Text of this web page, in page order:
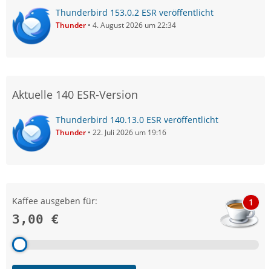
Thunderbird 153.0.2 ESR veröffentlicht
Thunder 4. August 2026 um 22:34
Aktuelle 140 ESR-Version
Thunderbird 140.13.0 ESR veröffentlicht
Thunder 22. Juli 2026 um 19:16
Kaffee ausgeben für:
3,00 €
1